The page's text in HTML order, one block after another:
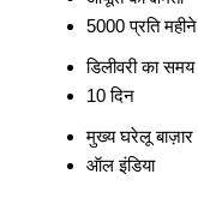
5000 प्रति महीने
डिलीवरी का समय
10 दिन
मुख्य घरेलू बाज़ार
ऑल इंडिया